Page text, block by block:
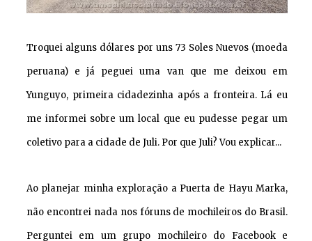
Troquei alguns dólares por uns 73 Soles Nuevos (moeda
peruana) e já peguei uma van que me deixou em
Yunguyo, primeira cidadezinha após a fronteira. Lá eu
me informei sobre um local que eu pudesse pegar um
coletivo para a cidade de Juli. Por que Juli? Vou explicar...
Ao planejar minha exploração a Puerta de Hayu Marka,
não encontrei nada nos fóruns de mochileiros do Brasil.
Perguntei em um grupo mochileiro do Facebook e